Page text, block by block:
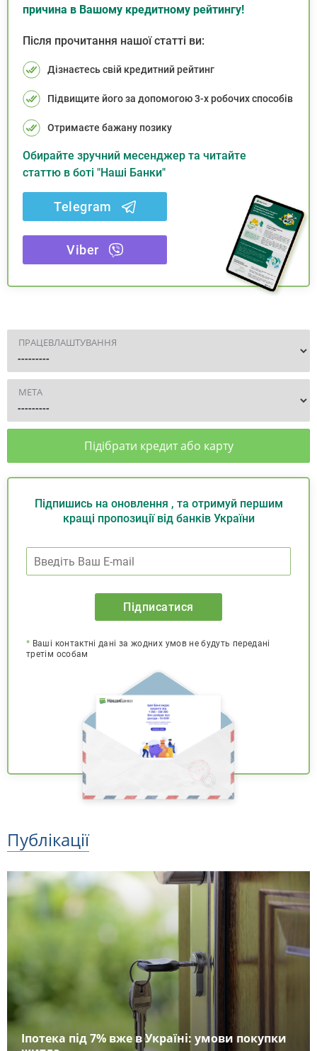
причина в Вашому кредитному рейтингу!
Після прочитання нашої статті ви:
Дізнаєтесь свій кредитний рейтинг
Підвищите його за допомогою 3-х робочих способів
Отримаєте бажану позику
Обирайте зручний месенджер та читайте
статтю в боті "Наші Банки"
Telegram
Viber
ПРАЦЕВЛАШТУВАННЯ
МЕТА
Підібрати кредит або карту
Підпишись на оновлення , та отримуй першим
кращі пропозиції від банків України
Підписатися
* Ваші контактні дані за жодних умов не будуть передані
третім особам
Публікації
Іпотека під 7% вже в Україні: умови покупки